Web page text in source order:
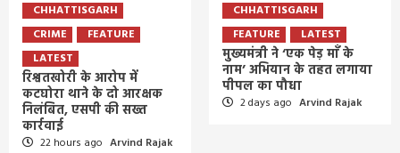
CHHATTISGARH
CRIME
FEATURE
LATEST
रिश्वतखोरी के आरोप में
कटघोरा थाने के दो आरक्षक
निलंबित, एसपी की सख्त
कार्रवाई
22 hours ago Arvind Rajak
CHHATTISGARH
FEATURE
LATEST
मुख्यमंत्री ने ‘एक पेड़ माँ के
नाम’ अभियान के तहत लगाया
पीपल का पौधा
2 days ago Arvind Rajak